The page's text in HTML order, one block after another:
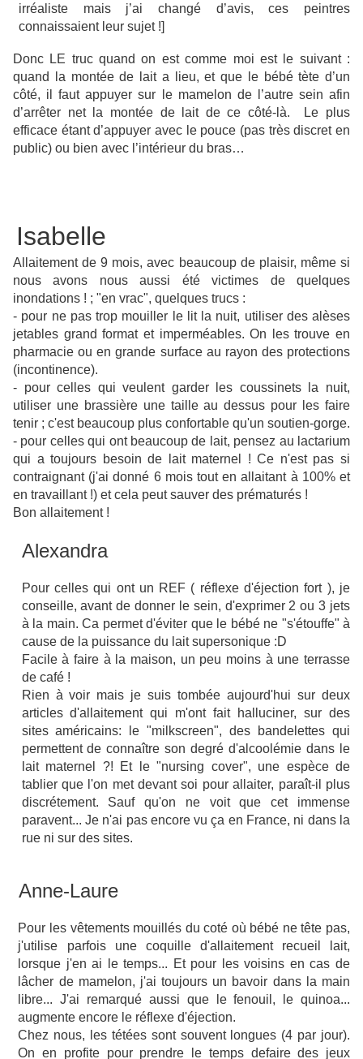
irréaliste mais j’ai changé d’avis, ces peintres
connaissaient leur sujet !]
Donc LE truc quand on est comme moi est le suivant :
quand la montée de lait a lieu, et que le bébé tète d’un
côté, il faut appuyer sur le mamelon de l’autre sein afin
d’arrêter net la montée de lait de ce côté-là. Le plus
efficace étant d’appuyer avec le pouce (pas très discret en
public) ou bien avec l’intérieur du bras…
Isabelle
Allaitement de 9 mois, avec beaucoup de plaisir, même si
nous avons nous aussi été victimes de quelques
inondations ! ; "en vrac", quelques trucs :
- pour ne pas trop mouiller le lit la nuit, utiliser des alèses
jetables grand format et imperméables. On les trouve en
pharmacie ou en grande surface au rayon des protections
(incontinence).
- pour celles qui veulent garder les coussinets la nuit,
utiliser une brassière une taille au dessus pour les faire
tenir ; c'est beaucoup plus confortable qu'un soutien-gorge.
- pour celles qui ont beaucoup de lait, pensez au lactarium
qui a toujours besoin de lait maternel ! Ce n'est pas si
contraignant (j'ai donné 6 mois tout en allaitant à 100% et
en travaillant !) et cela peut sauver des prématurés !
Bon allaitement !
Alexandra
Pour celles qui ont un REF ( réflexe d'éjection fort ), je
conseille, avant de donner le sein, d'exprimer 2 ou 3 jets
à la main. Ca permet d'éviter que le bébé ne "s'étouffe" à
cause de la puissance du lait supersonique :D
Facile à faire à la maison, un peu moins à une terrasse
de café !
Rien à voir mais je suis tombée aujourd'hui sur deux
articles d'allaitement qui m'ont fait halluciner, sur des
sites américains: le "milkscreen", des bandelettes qui
permettent de connaître son degré d'alcoolémie dans le
lait maternel ?! Et le "nursing cover", une espèce de
tablier que l'on met devant soi pour allaiter, paraît-il plus
discrétement. Sauf qu'on ne voit que cet immense
paravent... Je n'ai pas encore vu ça en France, ni dans la
rue ni sur des sites.
Anne-Laure
Pour les vêtements mouillés du coté où bébé ne tête pas,
j'utilise parfois une coquille d'allaitement recueil lait,
lorsque j'en ai le temps... Et pour les voisins en cas de
lâcher de mamelon, j'ai toujours un bavoir dans la main
libre... J'ai remarqué aussi que le fenouil, le quinoa...
augmente encore le réflexe d'éjection.
Chez nous, les tétées sont souvent longues (4 par jour).
On en profite pour prendre le temps defaire des jeux